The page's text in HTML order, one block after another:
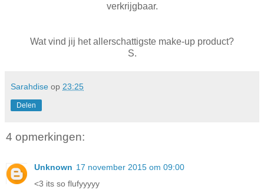
verkrijgbaar.
Wat vind jij het allerschattigste make-up product?
S.
Sarahdise op 23:25
Delen
4 opmerkingen:
Unknown 17 november 2015 om 09:00
<3 its so flufyyyyy